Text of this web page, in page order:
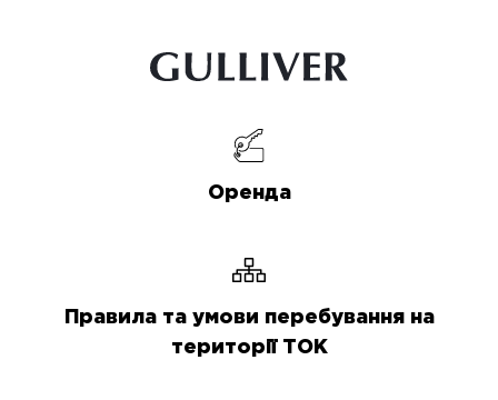
Оренда
Правила та умови перебування на
території ТОК